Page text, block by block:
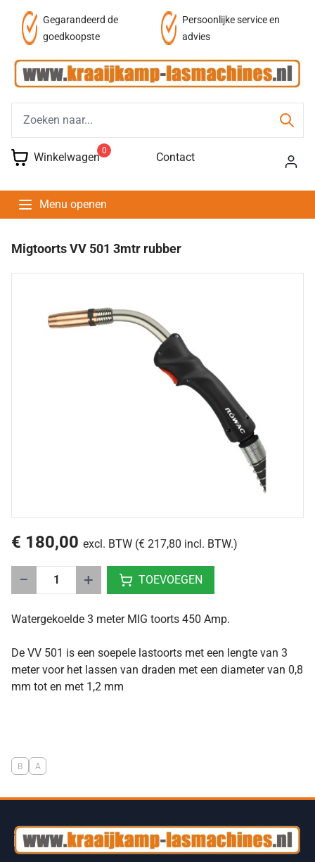
Gegarandeerd de
goedkoopste
Persoonlijke service en
advies
Winkelwagen 0 Contact
Menu openen
De VV 501 is een soepele lastoorts met een lengte van 3
meter voor het lassen van draden met een diameter van 0,8
mm tot en met 1,2 mm
Migtoorts VV 501 3mtr rubber
€ 180,00 excl. BTW (€ 217,80 incl. BTW.)
− + TOEVOEGEN
Watergekoelde 3 meter MIG toorts 450 Amp.
B A